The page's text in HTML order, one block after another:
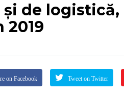
de logistică,
2019
on Facebook Tweet on Twitter